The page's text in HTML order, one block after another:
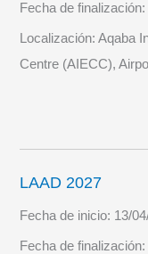
Fecha de
Localización:Aqaba
Centre (AIECC),
LAAD 2027
Fecha de inicio: 13/
Fecha de finalización: